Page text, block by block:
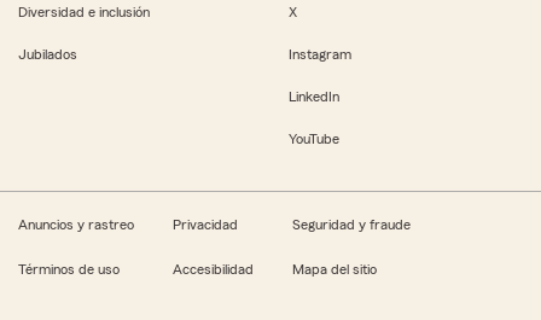
Diversidad e inclusión
Jubilados
X
Instagram
LinkedIn
YouTube
Anuncios y rastreo Privacidad Seguridad y fraude
Términos de uso Accesibilidad Mapa del sitio